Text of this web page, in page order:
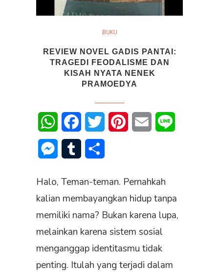
BUKU
REVIEW NOVEL GADIS PANTAI:
TRAGEDI FEODALISME DAN
KISAH NYATA NENEK
PRAMOEDYA
WhatsAppFacebookTwitter PinterestEmail
Messenger
Tumblr
Halo, Teman-teman. Pernahkah
kalian membayangkan hidup tanpa
memiliki nama? Bukan karena lupa,
melainkan karena sistem sosial
menganggap identitasmu tidak
penting. Itulah yang terjadi dalam